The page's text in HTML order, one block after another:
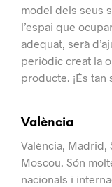
model dels seus
l’espai que
adequat, serà
periòdic creat la
producte. ¡És
València
València, Madrid,
Moscou. Són
nacionals i